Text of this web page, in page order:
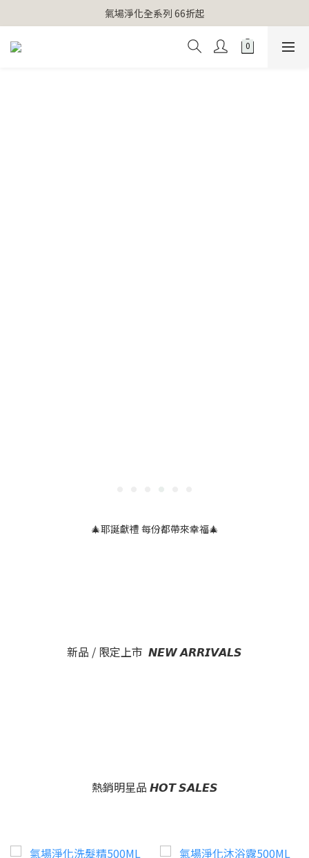
【官網獨家】首次消費 不限金額 即送 香遇熊超人行李吊牌
氣場淨化全系列 66折起
【官網獨家】首次消費 不限金額 即送 香遇熊超人行李吊牌
🎄耶誕獻禮 每份都帶來幸福🎄
新品 / 限定上市 𝙉𝙀𝙒 𝘼𝙍𝙍𝙄𝙑𝘼𝙇𝙎
熱銷明星品 𝙃𝙊𝙏 𝙎𝘼𝙇𝙀𝙎